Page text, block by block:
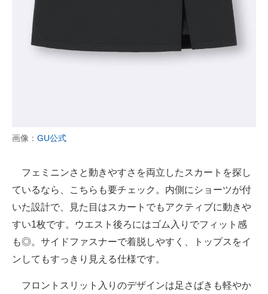
画像： GU公式
フェミニンさと動きやすさを両立したスカートを探し
ているなら、こちらも要チェック。内側にショーツが付
いた設計で、見た目はスカートでもアクティブに動きや
すい1枚です。ウエスト後ろにはゴム入りでフィット感
も◎。サイドファスナーで着脱しやすく、トップスをイ
ンしてもすっきり見える仕様です。
フロントスリット入りのデザインは足さばきも軽やか